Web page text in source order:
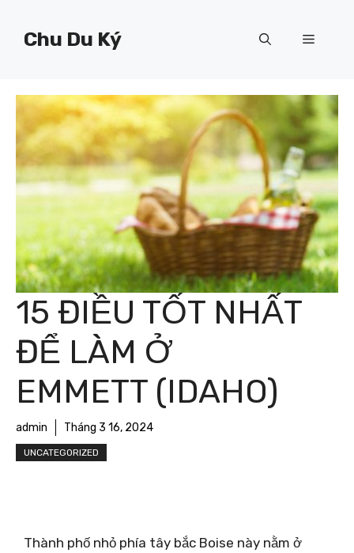
Chu Du Ký Menu
15 ĐIỀU TỐT NHẤT
ĐỂ LÀM Ở
EMMETT (IDAHO)
admin Tháng 3 16, 2024
UNCATEGORIZED
Thành phố nhỏ phía tây bắc Boise này nằm ở